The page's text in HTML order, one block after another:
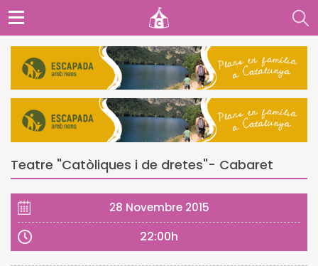
Teatre "Catòliques i de dretes"- Cabaret
28 Novembre 2015
22:00h